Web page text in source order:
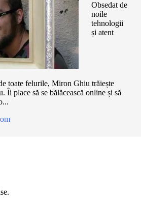
Obsedat de
noile
tehnologii
și atent
toate felurile, Miron Ghiu trăiește
Îi place să se bălăcească online și să